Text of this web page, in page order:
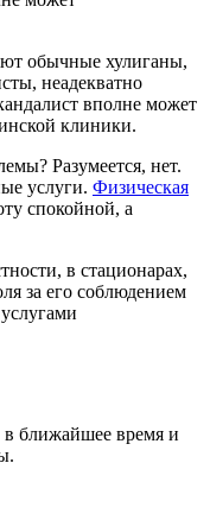
обычные хулиганы,
неадекватно
вполне может
клиники.
Разумеется, нет.
услуги. Физическая
спокойной, а
в стационарах,
за его соблюдением
ближайшее время и